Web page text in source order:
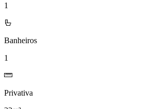
1
Banheiros
1
Privativa